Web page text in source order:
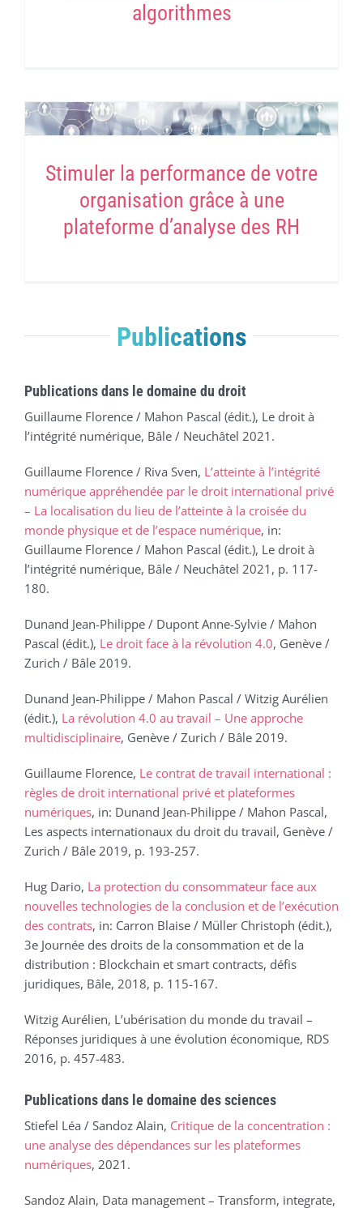
algorithmes
Stimuler la performance de votre
organisation grâce à une
plateforme d’analyse des RH
Publications
Publications dans le domaine du droit
Guillaume Florence / Mahon Pascal (édit.), Le droit à
l’intégrité numérique, Bâle / Neuchâtel 2021.
Guillaume Florence / Riva Sven, L’atteinte à l’intégrité
numérique appréhendée par le droit international privé
– La localisation du lieu de l’atteinte à la croisée du
monde physique et de l’espace numérique, in:
Guillaume Florence / Mahon Pascal (édit.), Le droit à
l’intégrité numérique, Bâle / Neuchâtel 2021, p. 117-
180.
Dunand Jean-Philippe / Dupont Anne-Sylvie / Mahon
Pascal (édit.), Le droit face à la révolution 4.0, Genève /
Zurich / Bâle 2019.
Dunand Jean-Philippe / Mahon Pascal / Witzig Aurélien
(édit.), La révolution 4.0 au travail – Une approche
multidisciplinaire, Genève / Zurich / Bâle 2019.
Guillaume Florence, Le contrat de travail international :
règles de droit international privé et plateformes
numériques, in: Dunand Jean-Philippe / Mahon Pascal,
Les aspects internationaux du droit du travail, Genève /
Zurich / Bâle 2019, p. 193-257.
Hug Dario, La protection du consommateur face aux
nouvelles technologies de la conclusion et de l’exécution
des contrats, in: Carron Blaise / Müller Christoph (édit.),
3e Journée des droits de la consommation et de la
distribution : Blockchain et smart contracts, défis
juridiques, Bâle, 2018, p. 115-167.
Witzig Aurélien, L’ubérisation du monde du travail –
Réponses juridiques à une évolution économique, RDS
2016, p. 457-483.
Publications dans le domaine des sciences
Stiefel Léa / Sandoz Alain, Critique de la concentration :
une analyse des dépendances sur les plateformes
numériques, 2021.
Sandoz Alain, Data management – Transform, integrate,